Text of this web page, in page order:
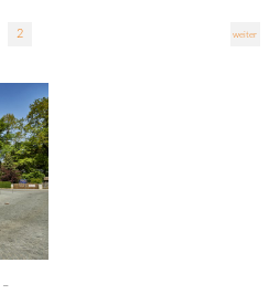
2 weiter
–